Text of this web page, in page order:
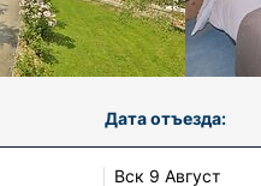
Дата отъезда:
Вск 9 Август